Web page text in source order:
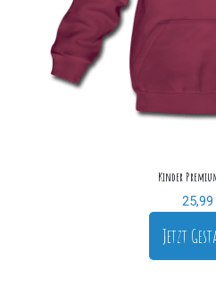
Kinder
Jetzt